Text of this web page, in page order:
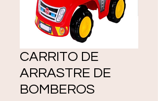
CARRITO DE
ARRASTRE DE
BOMBEROS